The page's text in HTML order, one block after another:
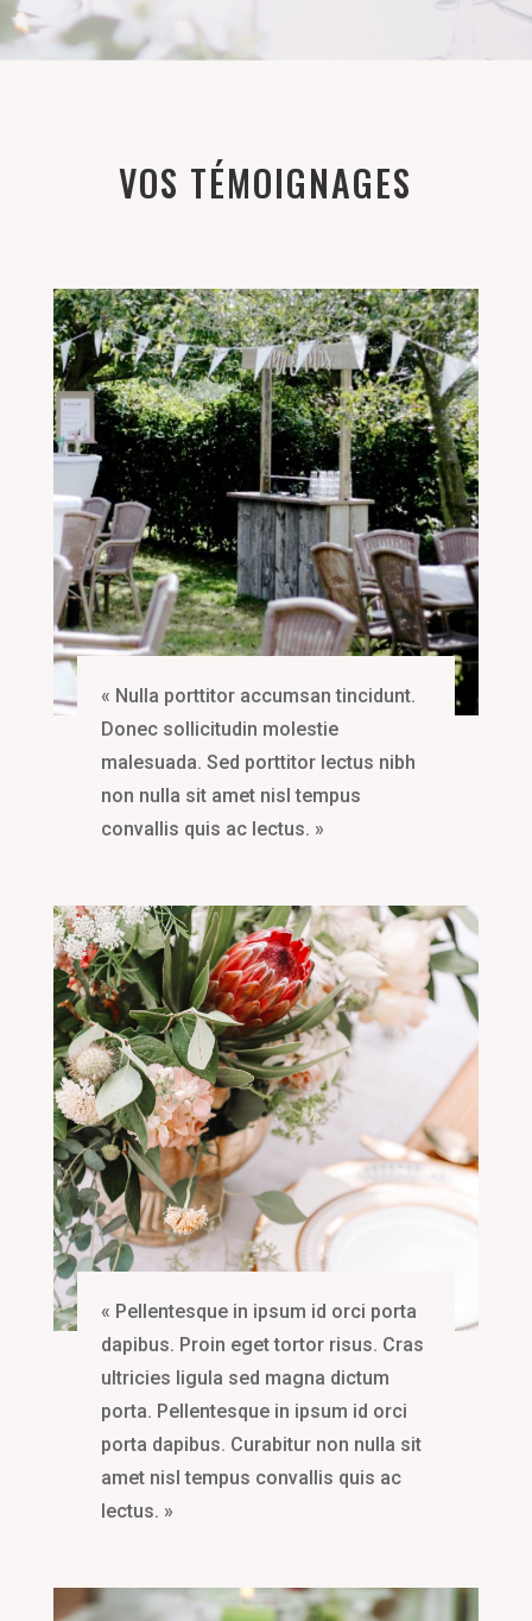
VOS TÉMOIGNAGES
« Nulla porttitor accumsan tincidunt.
Donec sollicitudin molestie
malesuada. Sed porttitor lectus nibh
non nulla sit amet nisl tempus
convallis quis ac lectus. »
« Pellentesque in ipsum id orci porta
dapibus. Proin eget tortor risus. Cras
ultricies ligula sed magna dictum
porta. Pellentesque in ipsum id orci
porta dapibus. Curabitur non nulla sit
amet nisl tempus convallis quis ac
lectus. »